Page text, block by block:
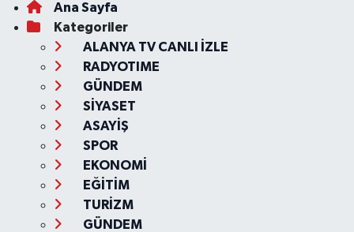
Ana Sayfa
Kategoriler
ALANYA TV CANLI İZLE
RADYOTIME
GÜNDEM
SİYASET
ASAYİŞ
SPOR
EKONOMİ
EĞİTİM
TURİZM
GÜNDEM